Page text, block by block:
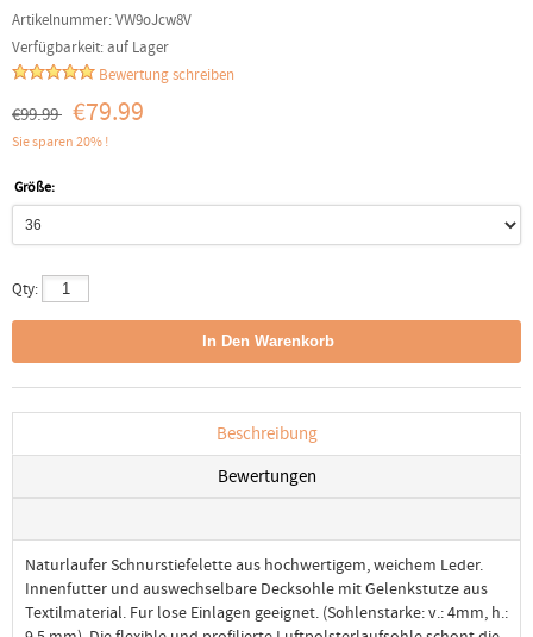
Artikelnummer:VW9oJcw8V
Verfügbarkeit:auf Lager
Bewertung schreiben
€99.99 €79.99
Sie sparen 20% !
Größe:
Qty:
Beschreibung
Bewertungen
Naturlaufer Schnurstiefelette aus hochwertigem, weichem Leder.
Innenfutter und auswechselbare Decksohle mit Gelenkstutze aus
Textilmaterial. Fur lose Einlagen geeignet. (Sohlenstarke: v.: 4mm, h.: